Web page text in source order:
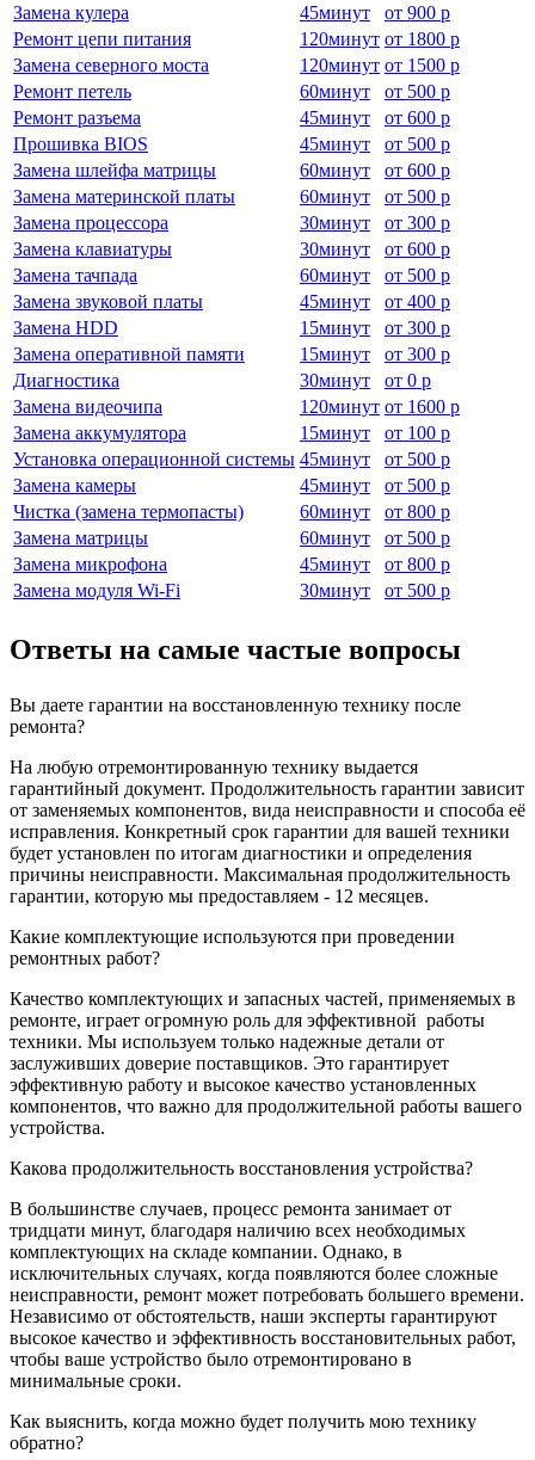
Замена кулера
45минут от 900 р
Ремонт цепи питания
120минут от 1800 р
Замена северного моста
120минут от 1500 р
Ремонт петель
60минут от 500 р
Ремонт разъема
45минут от 600 р
Прошивка BIOS
45минут от 500 р
Замена шлейфа матрицы
60минут от 600 р
Замена материнской платы
60минут от 500 р
Замена процессора
30минут от 300 р
Замена клавиатуры
30минут от 600 р
Замена тачпада
60минут от 500 р
Замена звуковой платы
45минут от 400 р
Замена HDD
15минут от 300 р
Замена оперативной памяти
15минут от 300 р
Диагностика
30минут от 0 р
Замена видеочипа
120минут от 1600 р
Замена аккумулятора
15минут от 100 р
Установка операционной системы 45минут от 500 р
Замена камеры
45минут от 500 р
Чистка (замена термопасты)
60минут от 800 р
Замена матрицы
60минут от 500 р
Замена микрофона
45минут от 800 р
Замена модуля Wi-Fi
30минут от 500 р
Ответы на самые частые вопросы
Вы даете гарантии на восстановленную технику после
ремонта?
На любую отремонтированную технику выдается
гарантийный документ. Продолжительность гарантии зависит
от заменяемых компонентов, вида неисправности и способа её
исправления. Конкретный срок гарантии для вашей техники
будет установлен по итогам диагностики и определения
причины неисправности. Максимальная продолжительность
гарантии, которую мы предоставляем - 12 месяцев.
Какие комплектующие используются при проведении
ремонтных работ?
Качество комплектующих и запасных частей, применяемых в
ремонте, играет огромную роль для эффективной работы
техники. Мы используем только надежные детали от
заслуживших доверие поставщиков. Это гарантирует
эффективную работу и высокое качество установленных
компонентов, что важно для продолжительной работы вашего
устройства.
Какова продолжительность восстановления устройства?
В большинстве случаев, процесс ремонта занимает от
тридцати минут, благодаря наличию всех необходимых
комплектующих на складе компании. Однако, в
исключительных случаях, когда появляются более сложные
неисправности, ремонт может потребовать большего времени.
Независимо от обстоятельств, наши эксперты гарантируют
высокое качество и эффективность восстановительных работ,
чтобы ваше устройство было отремонтировано в
минимальные сроки.
Как выяснить, когда можно будет получить мою технику
обратно?